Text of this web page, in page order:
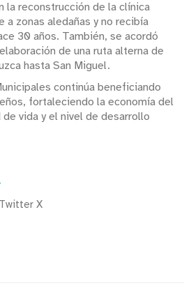
la reconstrucción de la clínica
a zonas aledañas y no recibía
30 años. También, se acordó
de una ruta alterna de
hasta San Miguel.
continúa beneficiando
fortaleciendo la economía del
vida y el nivel de desarrollo
Twitter X